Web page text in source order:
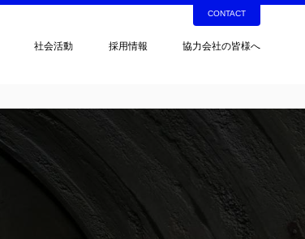
社会活動 採用情報 協力会社の皆様へ
CONTACT